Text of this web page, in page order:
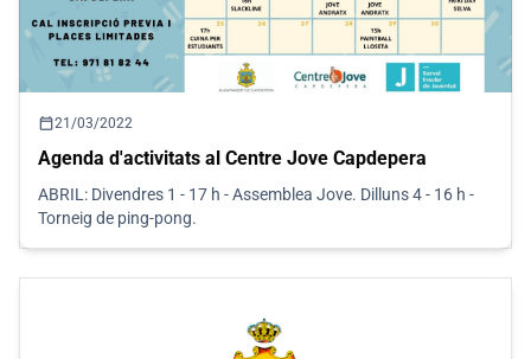
calendar_today21/03/2022
Agenda d'activitats al Centre Jove Capdepera
ABRIL: Divendres 1 - 17 h - Assemblea Jove. Dilluns 4 - 16 h -
Torneig de ping-pong.